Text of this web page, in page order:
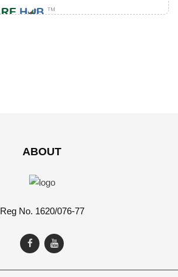
ABOUT
Reg No. 1620/076-77